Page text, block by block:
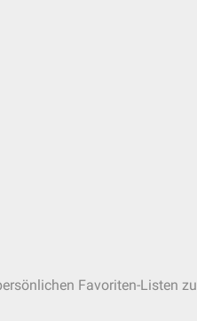
Favoriten-Listen